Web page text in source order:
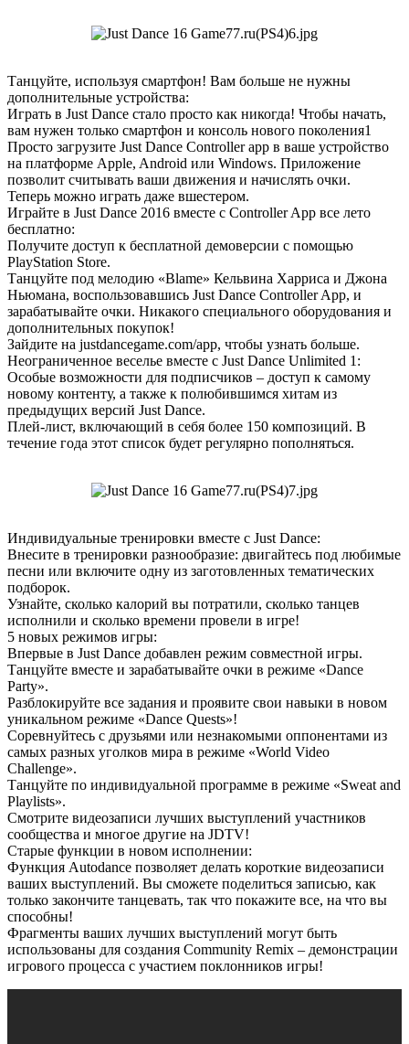
Танцуйте, используя смартфон! Вам больше не нужны
дополнительные устройства:
Играть в Just Dance стало просто как никогда! Чтобы начать,
вам нужен только смартфон и консоль нового поколения1
Просто загрузите Just Dance Controller app в ваше устройство
на платформе Apple, Android или Windows. Приложение
позволит считывать ваши движения и начислять очки.
Теперь можно играть даже вшестером.
Играйте в Just Dance 2016 вместе с Controller App все лето
бесплатно:
Получите доступ к бесплатной демоверсии с помощью
PlayStation Store.
Танцуйте под мелодию «Blame» Кельвина Харриса и Джона
Ньюмана, воспользовавшись Just Dance Controller App, и
зарабатывайте очки. Никакого специального оборудования и
дополнительных покупок!
Зайдите на justdancegame.com/app, чтобы узнать больше.
Неограниченное веселье вместе с Just Dance Unlimited 1:
Особые возможности для подписчиков – доступ к самому
новому контенту, а также к полюбившимся хитам из
предыдущих версий Just Dance.
Плей-лист, включающий в себя более 150 композиций. В
течение года этот список будет регулярно пополняться.
Индивидуальные тренировки вместе с Just Dance:
Внесите в тренировки разнообразие: двигайтесь под любимые
песни или включите одну из заготовленных тематических
подборок.
Узнайте, сколько калорий вы потратили, сколько танцев
исполнили и сколько времени провели в игре!
5 новых режимов игры:
Впервые в Just Dance добавлен режим совместной игры.
Танцуйте вместе и зарабатывайте очки в режиме «Dance
Party».
Разблокируйте все задания и проявите свои навыки в новом
уникальном режиме «Dance Quests»!
Соревнуйтесь с друзьями или незнакомыми оппонентами из
самых разных уголков мира в режиме «World Video
Challenge».
Танцуйте по индивидуальной программе в режиме «Sweat and
Playlists».
Смотрите видеозаписи лучших выступлений участников
сообщества и многое другие на JDTV!
Старые функции в новом исполнении:
Функция Autodance позволяет делать короткие видеозаписи
ваших выступлений. Вы сможете поделиться записью, как
только закончите танцевать, так что покажите все, на что вы
способны!
Фрагменты ваших лучших выступлений могут быть
использованы для создания Community Remix – демонстрации
игрового процесса с участием поклонников игры!